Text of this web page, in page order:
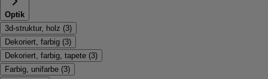
Optik
3d-struktur, holz (3)
Dekoriert, farbig (3)
Dekoriert, farbig, tapete (3)
Farbig, unifarbe (3)